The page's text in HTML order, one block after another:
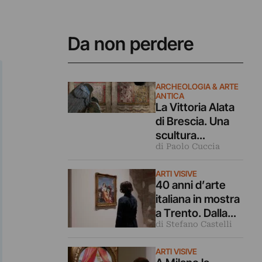
Da non perdere
ARCHEOLOGIA & ARTE
ANTICA
La Vittoria Alata
di Brescia. Una
scultura
leggendaria vista
fotografi
di Paolo Cuccia
ARTI VISIVE
40 anni d’arte
italiana in mostra
a Trento. Dalla
Transavanguardi
di Stefano Castelli
ARTI VISIVE